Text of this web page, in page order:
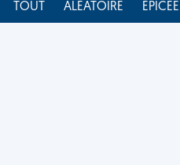
TOUT ALÉATOIRE ÉPICÉE